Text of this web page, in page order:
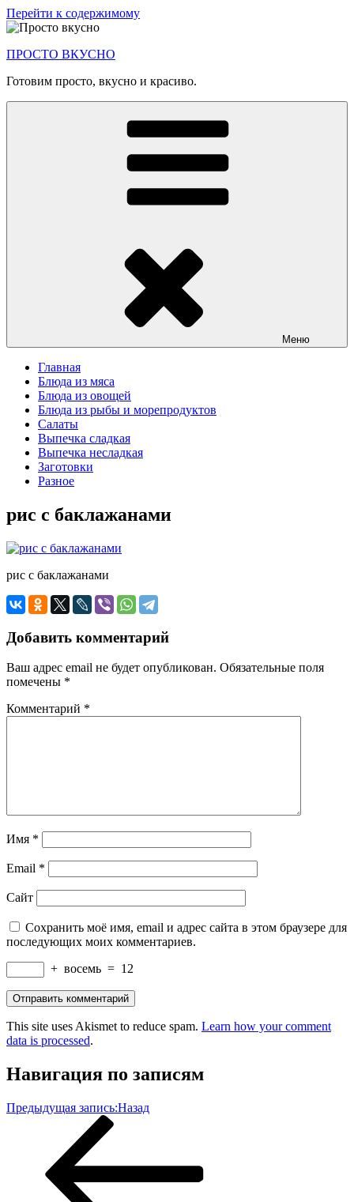
Перейти к содержимому
ПРОСТО ВКУСНО
Готовим просто, вкусно и красиво.
Меню
Главная
Блюда из мяса
Блюда из овощей
Блюда из рыбы и морепродуктов
Салаты
Выпечка сладкая
Выпечка несладкая
Заготовки
Разное
рис с баклажанами
рис с баклажанами
Добавить комментарий
Ваш адрес email не будет опубликован. Обязательные поля
помечены *
Комментарий *
Имя *
Email *
Сайт
Сохранить моё имя, email и адрес сайта в этом браузере для
последующих моих комментариев.
+ восемь = 12
This site uses Akismet to reduce spam. Learn how your comment
data is processed.
Навигация по записям
Предыдущая запись:Назад